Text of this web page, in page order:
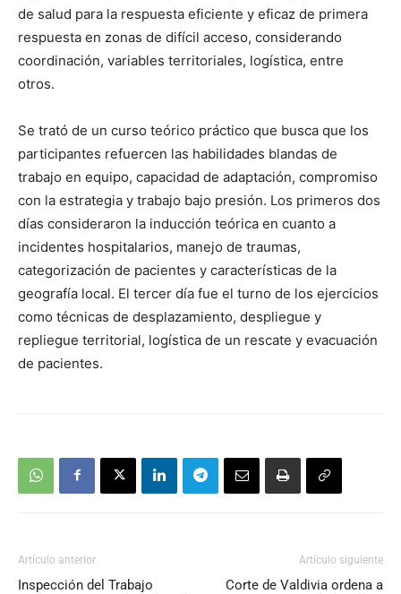
de salud para la respuesta eficiente y eficaz de primera
respuesta en zonas de difícil acceso, considerando
coordinación, variables territoriales, logística, entre
otros.
Se trató de un curso teórico práctico que busca que los
participantes refuercen las habilidades blandas de
trabajo en equipo, capacidad de adaptación, compromiso
con la estrategia y trabajo bajo presión. Los primeros dos
días consideraron la inducción teórica en cuanto a
incidentes hospitalarios, manejo de traumas,
categorización de pacientes y características de la
geografía local. El tercer día fue el turno de los ejercicios
como técnicas de desplazamiento, despliegue y
repliegue territorial, logística de un rescate y evacuación
de pacientes.
Artículo anterior
Inspección del Trabajo
Artículo siguiente
Corte de Valdivia ordena a